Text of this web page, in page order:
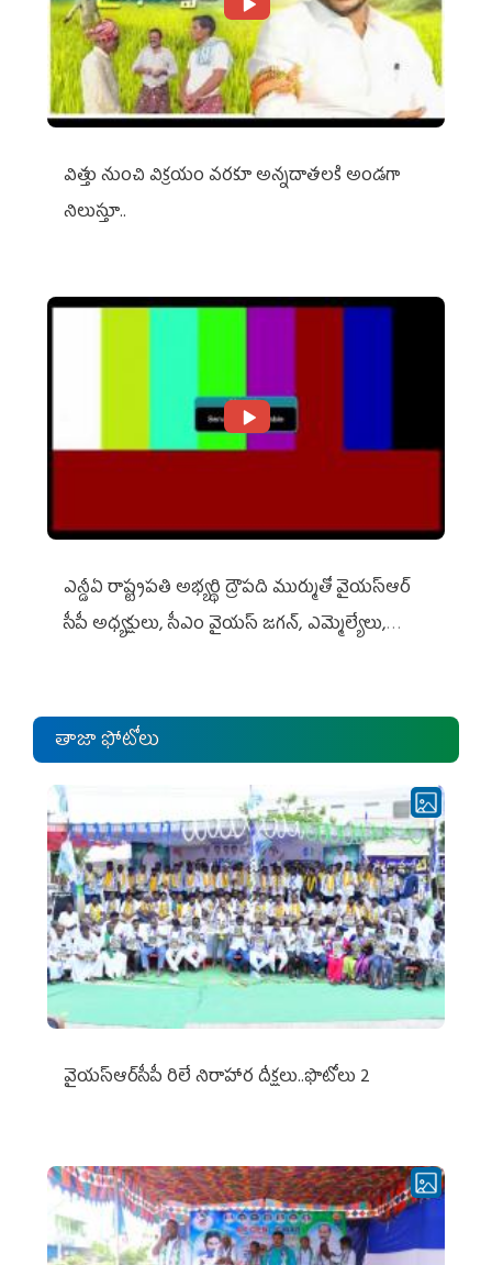
విత్తు నుంచి విక్రయం వరకూ అన్నదాతలకి అండగా
నిలుస్తూ..
ఎన్డీఏ రాష్ట్ర‌ప‌తి అభ్య‌ర్థి ద్రౌప‌ది ముర్ముతో వైయ‌స్ఆర్
సీపీ అధ్య‌క్షులు, సీఎం వైయ‌స్ జ‌గ‌న్, ఎమ్మెల్యేలు,
తాజా ఫోటోలు
వైయ‌స్ఆర్‌సీపీ రిలే నిరాహార దీక్షలు..ఫొటోలు 2